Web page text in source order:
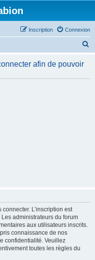
Connexion
Inscription
h
afin de pouvoir
L’inscription est
administrateurs du forum
aux utilisateurs inscrits.
connaissance de nos
confidentialité. Veuillez
toutes les règles du